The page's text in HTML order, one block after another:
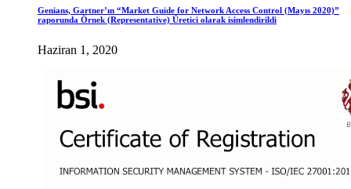
Genians, Gartner’ın “Market Guide for Network Access Control (Mayıs 2020)”
raporunda Örnek (Representative) Üretici olarak isimlendirildi
Haziran 1, 2020